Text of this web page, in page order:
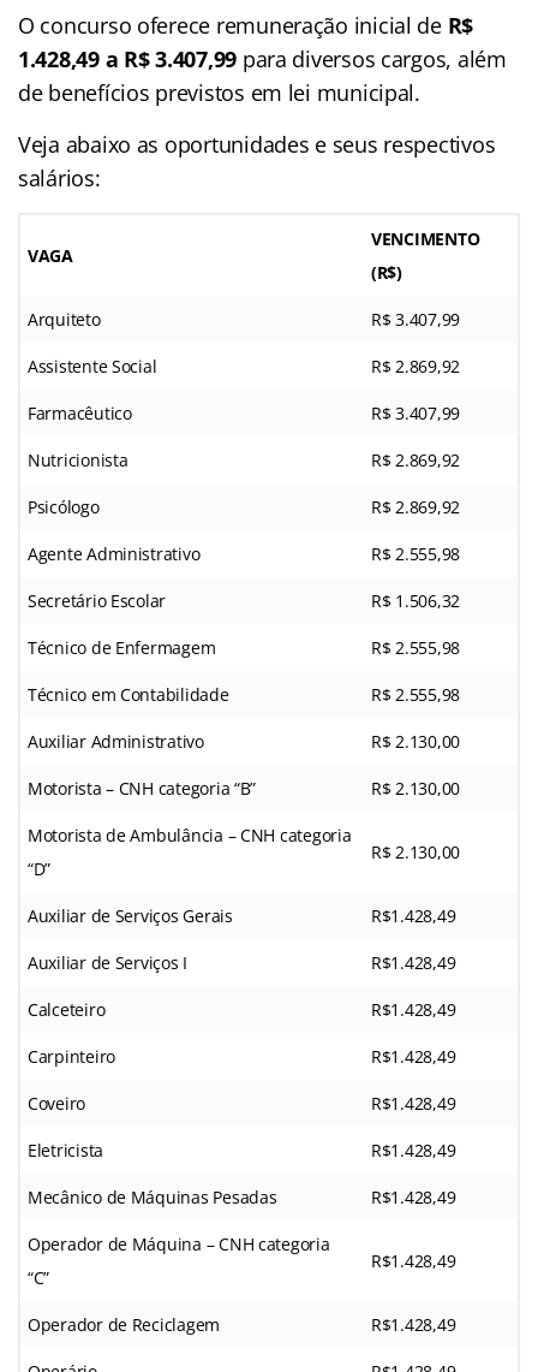
O concurso oferece remuneração inicial de R$
1.428,49 a R$ 3.407,99 para diversos cargos, além
de benefícios previstos em lei municipal.
Veja abaixo as oportunidades e seus respectivos
salários:
VAGA
VENCIMENTO
(R$)
Arquiteto R$ 3.407,99
Assistente Social R$ 2.869,92
Farmacêutico R$ 3.407,99
Nutricionista R$ 2.869,92
Psicólogo R$ 2.869,92
Agente Administrativo R$ 2.555,98
Secretário Escolar R$ 1.506,32
Técnico de Enfermagem R$ 2.555,98
Técnico em Contabilidade R$ 2.555,98
Auxiliar Administrativo R$ 2.130,00
Motorista – CNH categoria “B” R$ 2.130,00
Motorista de Ambulância – CNH categoria
“D”
R$ 2.130,00
Auxiliar de Serviços Gerais R$1.428,49
Auxiliar de Serviços I R$1.428,49
Calceteiro R$1.428,49
Carpinteiro R$1.428,49
Coveiro R$1.428,49
Eletricista R$1.428,49
Mecânico de Máquinas Pesadas R$1.428,49
Operador de Máquina – CNH categoria
“C”
R$1.428,49
Operador de Reciclagem R$1.428,49